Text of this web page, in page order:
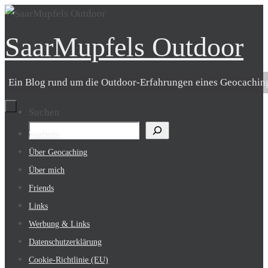
Zum
springen
SaarMupfels Outdoor
Ein Blog rund um die Outdoor-Erfahrungen eines
Suchen
Zum
Inhalt
springen
Startseite
Über Geocaching
Über mich
Friends
Links
Werbung & Links
Datenschutzerklärung
Cookie-Richtlinie (EU)